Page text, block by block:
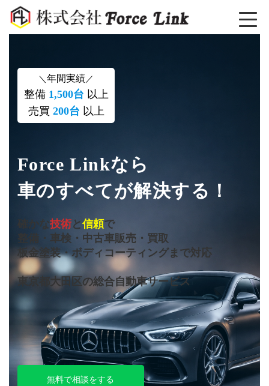
＼ 年間実績／
整備 1,500台 以上
売買 200台 以上
Force Linkなら
車のすべてが解決する！
確かな技術と信頼で
整備・車検・中古車販売・買取
板金塗装・ボディコーティングまで対応
東京都大田区の総合自動車サービス
無料で相談をする